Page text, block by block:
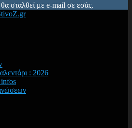
σταλθεί με e-mail σε εσάς.
: 2026